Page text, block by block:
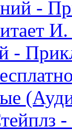
-
-
-